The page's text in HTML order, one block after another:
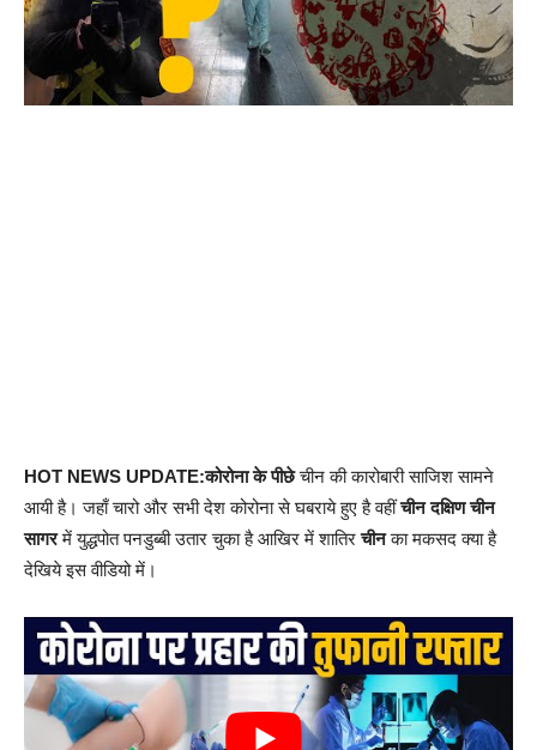
HOT NEWS UPDATE:कोरोना के पीछेचीन की कारोबारी साजिश सामने
आयी है। जहाँ चारो और सभी देश कोरोना से घबराये हुए है वहींचीन दक्षिण चीन
सागरमें युद्धपोत पनडुब्बी उतार चुका है आखिर में शातिरचीनका मकसद क्या है
देखिये इस वीडियो में।